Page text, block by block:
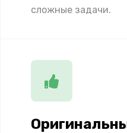
сложные задачи.